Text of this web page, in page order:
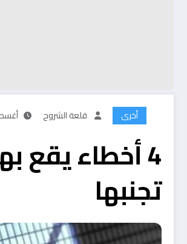
أخرى قلعة الشروح أغسطس
4 أخطاء يقع
تجنبها